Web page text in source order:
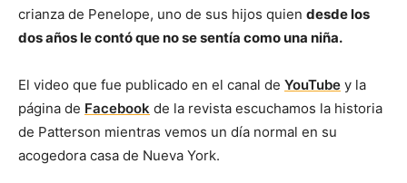
crianza de Penelope, uno de sus hijos quien desde los
dos años le contó que no se sentía como una niña.
El video que fue publicado en el canal de YouTube y la
página de Facebook de la revista escuchamos la historia
de Patterson mientras vemos un día normal en su
acogedora casa de Nueva York.